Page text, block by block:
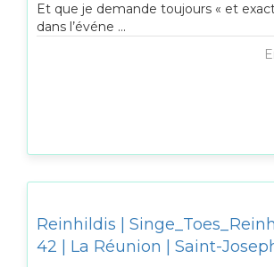
Et que je demande toujours « et
dans l’événe ...
Reinhildis |
42 | La Réunion | Saint-